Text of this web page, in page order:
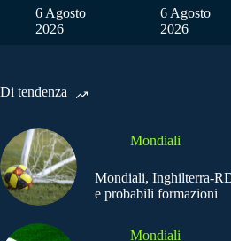
6 Agosto
2026
6 Agosto
2026
Di tendenza
Mondiali
Mondiali, Inghilterra-
e probabili formazioni
Mondiali